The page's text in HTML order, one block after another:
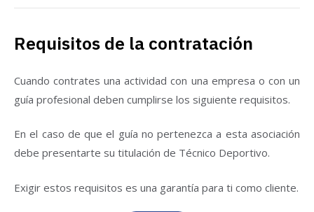
Requisitos de la contratación
Cuando contrates una actividad con una empresa o con un
guía profesional deben cumplirse los siguiente requisitos.
En el caso de que el guía no pertenezca a esta asociación
debe presentarte su titulación de Técnico Deportivo.
Exigir estos requisitos es una garantía para ti como cliente.